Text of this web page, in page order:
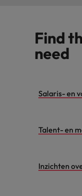
Find
need
Salaris- en
Talent- en
Inzichten